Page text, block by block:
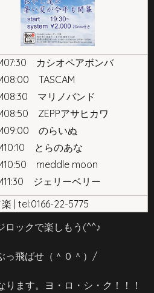
カシオペアボンバ
TASCAM
マリノバンド
ZEPPアサヒカワ
のらいぬ
とらのあな
meddle moon
ジェリーベリー
| tel:0166-22-5775
ロックで楽しもう(^^♪
っ飛ばせ（＾０＾）/
ます。ヨ・ロ・シ・ク！！！